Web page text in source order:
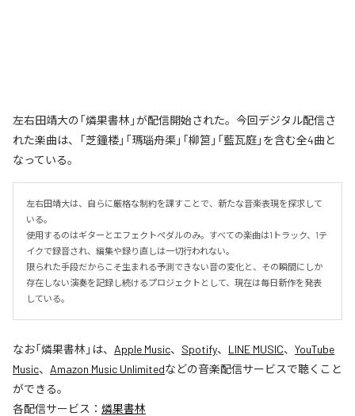
左右田靖大の「燐果書林」が配信開始された。今回デジタル配信さ
れた楽曲は、「芝鐘楼」「瑪瑙舟渠」「柳筥」「藍瓦庭」を含む全4曲と
なっている。
左右田靖大は、自らに厳格な制約を課すことで、新たな音楽表現を探求して
いる。
使用するのはギターとエフェクトペダルのみ。すべての楽曲は1トラック、1テ
イクで録音され、編集や録り直しは一切行われない。
限られた手段だからこそ生まれる予測できない音の変化と、その瞬間にしか
存在しない演奏を記録し続けるプロジェクトとして、現在は毎日新作を発表
している。
なお「燐果書林 」は、 Apple Music、 Spotify、 LINE MUSIC、 YouTube
Music、 Amazon Music Unlimitedなどの音楽配信サービスで聴くこと
ができる。
各配信サービス： 燐果書林